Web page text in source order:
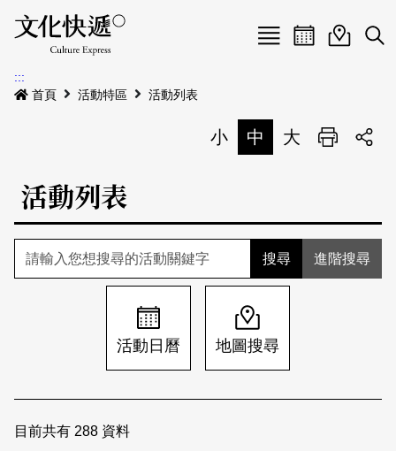
Menu
最新公告
本期專題
歷史專題
活動特區
活動列表
關於我們
訂閱文化快遞
活動日曆活動地圖
展
:::
首頁
活動特區 活動列表
小 中 大 列印
活動列表
進階搜尋
活動日曆 地圖搜尋
目前共有 288 資料